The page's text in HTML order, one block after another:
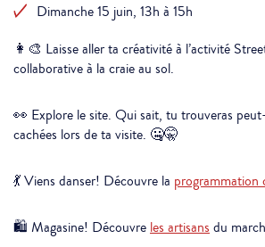
Dimanche 15 juin, 13h à 15h
👩‍🎨 Laisse aller ta créativité à l’activité
collaborative à la craie au sol.
👀 Explore le site. Qui sait, tu trouveras
cachées lors de ta visite. 🤐🤫
💃 Viens danser! Découvre la programmation
🛍️ Magasine! Découvre les artisans du